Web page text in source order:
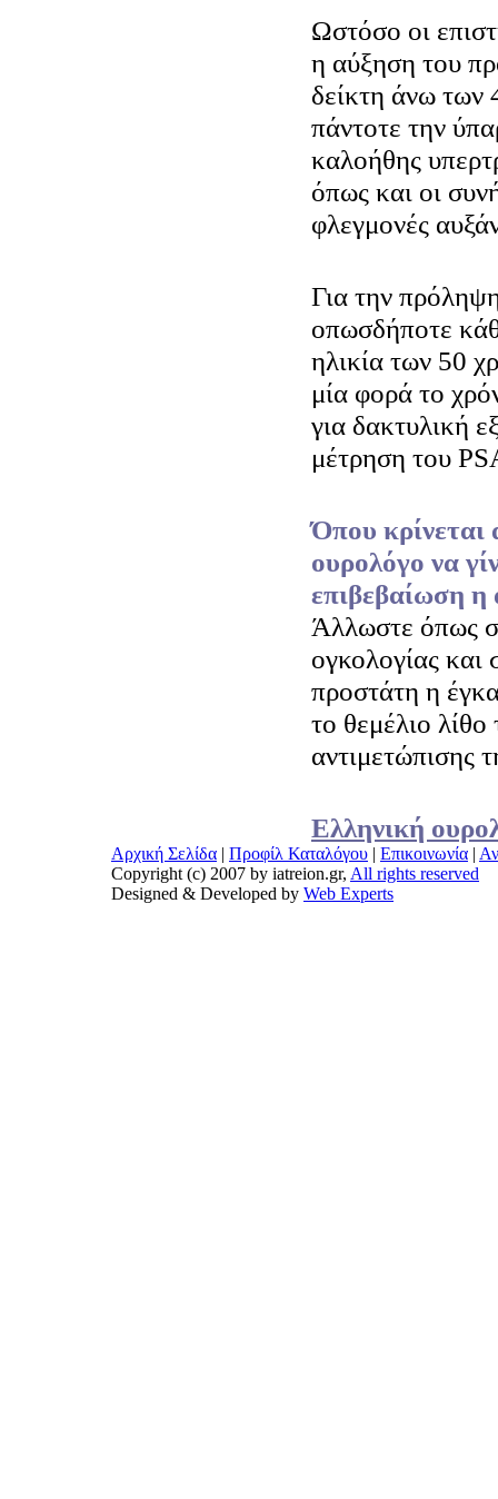
Ωστόσο οι
η αύξηση του
δείκτη άνω των
πάντοτε την
καλοήθης
όπως και οι
φλεγμονές
Για την
οπωσδήποτε
ηλικία των 50
μία φορά το
για δακτυλική
μέτρηση του
Όπου κρίνεται
ουρολόγο να
επιβεβαίωση η
Άλλωστε όπως
ογκολογίας και
προστάτη η
το θεμέλιο λίθο
αντιμετώπισης
Ελληνική
Αρχική Σελίδα | Προφίλ Καταλόγου | Επικοινωνία |
Copyright (c) 2007 by iatreion.gr, All rights reserved
Designed & Developed by Web Experts